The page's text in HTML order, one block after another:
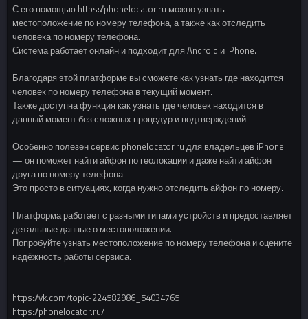
С его помощью https://phonelocator.ru можно узнать
местоположение по номеру телефона, а также как отследить
человека по номеру телефона.
Система работает онлайн и подходит для Android и iPhone.
Благодаря этой платформе вы сможете как узнать где находится
человек по номеру телефона в текущий момент.
Также доступна функция как узнать где человек находится в
данный момент без сложных процедур и подтверждений.
Особенно полезен сервис phonelocator.ru для владельцев iPhone
— он поможет найти айфон по геолокации и даже найти айфон
друга по номеру телефона.
Это просто в ситуациях, когда нужно отследить айфон по номеру.
Платформа работает с разными типами устройств и предоставляет
детальные данные о местоположении.
Попробуйте узнать местоположение по номеру телефона и оцените
надёжность работы сервиса.
https://vk.com/topic-224582986_54034765
https://phonelocator.ru/